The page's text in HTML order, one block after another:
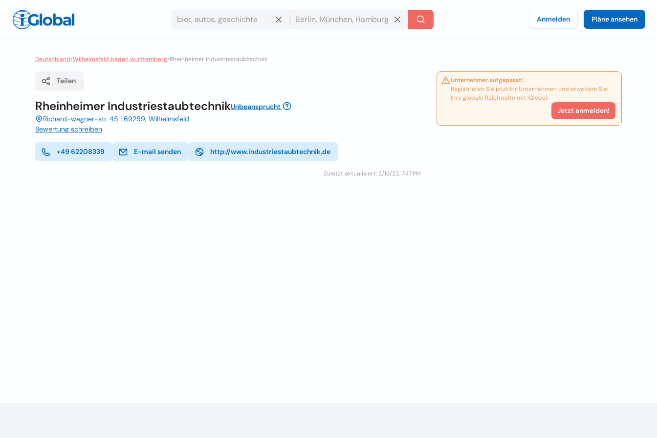
Anmelden Pläne ansehen
Deutschland/Wilhelmsfeld baden wurttemberg/Rheinheimer industriestaubtechnik
Teilen
Rheinheimer IndustriestaubtechnikUnbeansprucht
Richard-wagner-str. 45 | 69259, Wilhelmsfeld
Bewertung schreiben
+49 62208339 E-mail senden http://www.industriestaubtechnik.de
Zuletzt aktualisiert: 2/15/23, 7:47 PM
Unternehmer aufgepasst!
Registrieren Sie jetzt Ihr Unternehmen und erweitern Sie
Ihre globale Reichweite mit iGlobal.
Jetzt anmelden!